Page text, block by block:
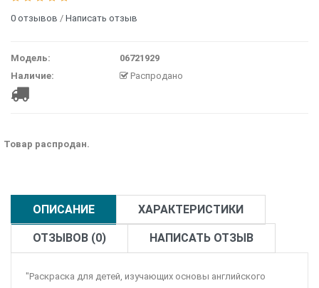
0 отзывов / Написать отзыв
Модель:
06721929
Наличие:
Распродано
Товар распродан.
ОПИСАНИЕ ХАРАКТЕРИСТИКИ
ОТЗЫВОВ (0) НАПИСАТЬ ОТЗЫВ
"Раскраска для детей, изучающих основы английского